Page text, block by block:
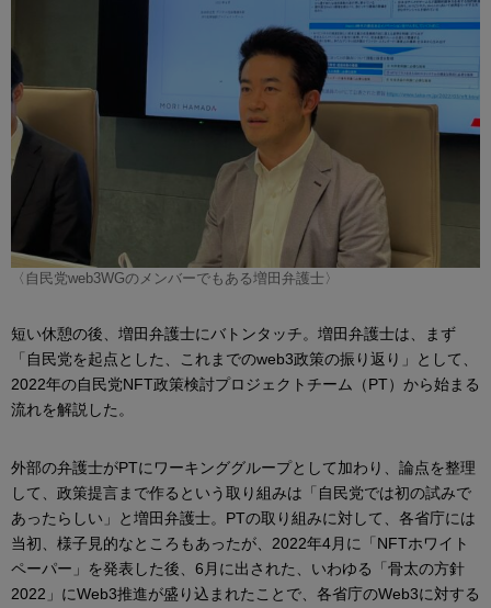
〈自民党web3WGのメンバーでもある増田弁護士〉
短い休憩の後、増田弁護士にバトンタッチ。増田弁護士は、まず
「自民党を起点とした、これまでのweb3政策の振り返り」として、
2022年の自民党NFT政策検討プロジェクトチーム（PT）から始まる
流れを解説した。
外部の弁護士がPTにワーキンググループとして加わり、論点を整理
して、政策提言まで作るという取り組みは「自民党では初の試みで
あったらしい」と増田弁護士。PTの取り組みに対して、各省庁には
当初、様子見的なところもあったが、2022年4月に「NFTホワイト
ペーパー」を発表した後、6月に出された、いわゆる「骨太の方針
2022」にWeb3推進が盛り込まれたことで、各省庁のWeb3に対する